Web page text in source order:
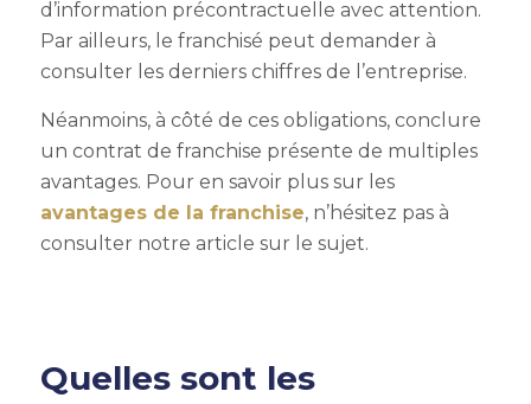
d’information précontractuelle avec attention.
Par ailleurs, le franchisé peut demander à
consulter les derniers chiffres de l’entreprise.
Néanmoins, à côté de ces obligations, conclure
un contrat de franchise présente de multiples
avantages. Pour en savoir plus sur les
avantages de la franchise, n’hésitez pas à
consulter notre article sur le sujet.
Quelles sont les